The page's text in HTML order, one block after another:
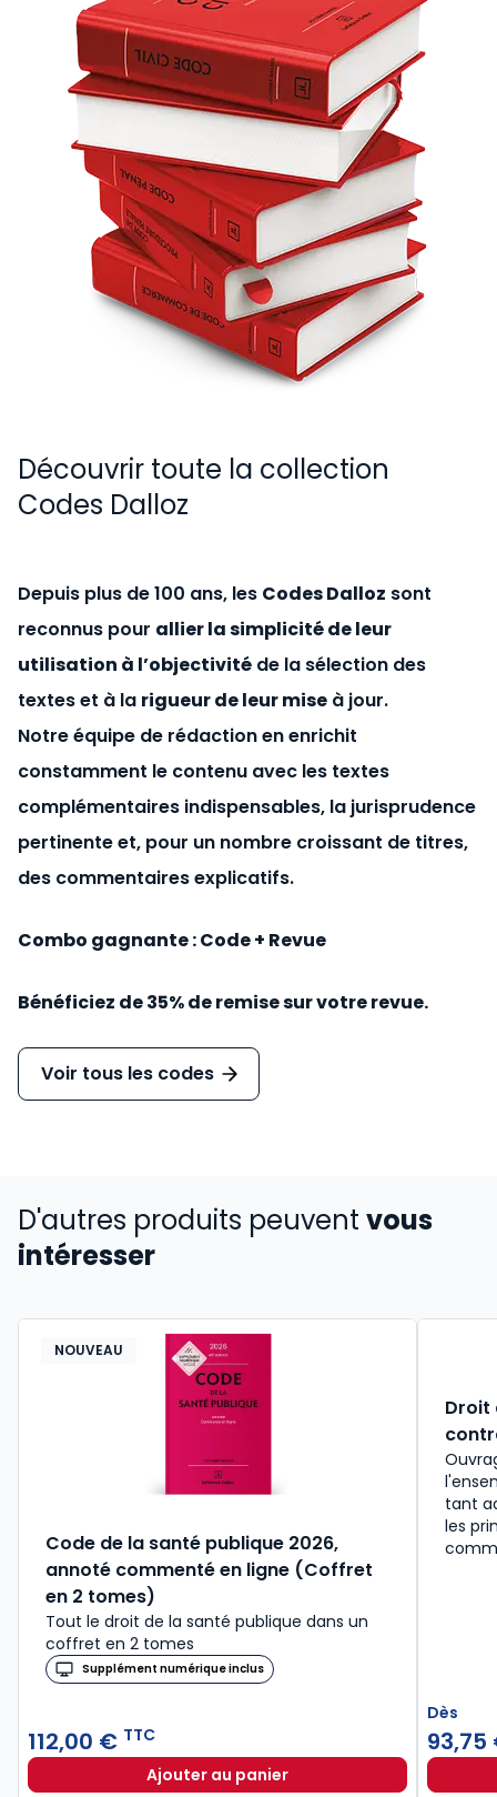
Découvrir toute la collection
Codes Dalloz
Depuis plus de 100 ans, les Codes Dalloz sont
reconnus pour allier la simplicité de leur
utilisation à l’objectivité de la sélection des
textes et à la rigueur de leur mise à jour.
Notre équipe de rédaction en enrichit
constamment le contenu avec les textes
complémentaires indispensables, la jurisprudence
pertinente et, pour un nombre croissant de titres,
des commentaires explicatifs.
Combo gagnante : Code + Revue
Bénéficiez de 35% de remise sur votre revue.
Voir tous les codes
D'autres produits peuvent vous
intéresser
NOUVEAU
Code de la santé publique 2026,
annoté commenté en ligne (Coffret
en 2 tomes)
Tout le droit de la santé publique dans un
coffret en 2 tomes
Supplément numérique inclus
112,00 € TTC
Ajouter au panierCode de la santé publique 2026,
Droit
tant
les
Dès
93,75